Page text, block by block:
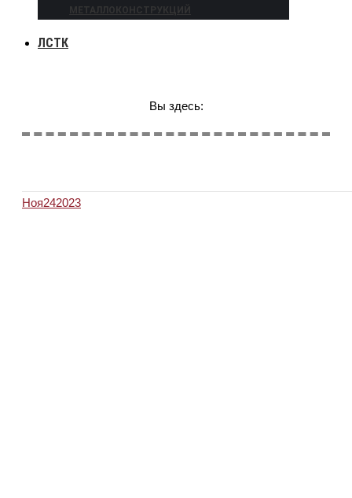
МЕТАЛЛОКОНСТРУКЦИЙ
ЛСТК
Вы здесь:
Ноя242023